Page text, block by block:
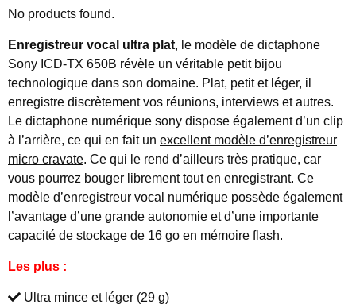
No products found.
Enregistreur vocal ultra plat, le modèle de dictaphone
Sony ICD-TX 650B révèle un véritable petit bijou
technologique dans son domaine. Plat, petit et léger, il
enregistre discrètement vos réunions, interviews et autres.
Le dictaphone numérique sony dispose également d’un clip
à l’arrière, ce qui en fait un excellent modèle d’enregistreur
micro cravate. Ce qui le rend d’ailleurs très pratique, car
vous pourrez bouger librement tout en enregistrant. Ce
modèle d’enregistreur vocal numérique possède également
l’avantage d’une grande autonomie et d’une importante
capacité de stockage de 16 go en mémoire flash.
Les plus :
Ultra mince et léger (29 g)